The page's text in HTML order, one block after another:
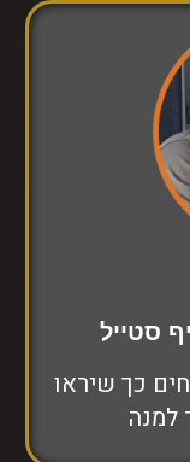
סטייל
כך שיראו
למנה